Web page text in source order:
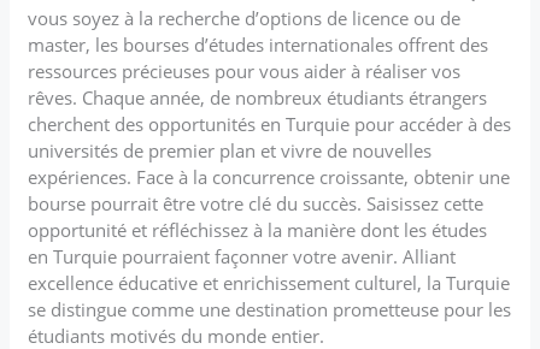
vous soyez à la recherche d’options de licence ou de
master, les bourses d’études internationales offrent des
ressources précieuses pour vous aider à réaliser vos
rêves. Chaque année, de nombreux étudiants étrangers
cherchent des opportunités en Turquie pour accéder à des
universités de premier plan et vivre de nouvelles
expériences. Face à la concurrence croissante, obtenir une
bourse pourrait être votre clé du succès. Saisissez cette
opportunité et réfléchissez à la manière dont les études
en Turquie pourraient façonner votre avenir. Alliant
excellence éducative et enrichissement culturel, la Turquie
se distingue comme une destination prometteuse pour les
étudiants motivés du monde entier.